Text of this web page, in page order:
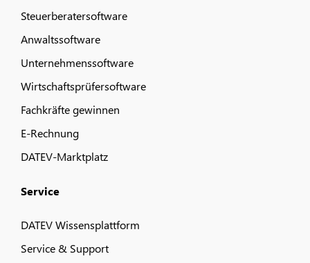
Steuerberatersoftware
Anwaltssoftware
Unternehmenssoftware
Wirtschaftsprüfersoftware
Fachkräfte gewinnen
E-Rechnung
DATEV-Marktplatz
Service
DATEV Wissensplattform
Service & Support